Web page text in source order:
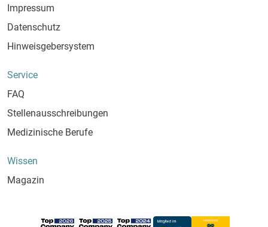
Impressum
Datenschutz
Hinweisgebersystem
Service
FAQ
Stellenausschreibungen
Medizinische Berufe
Wissen
Magazin